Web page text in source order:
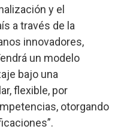
y el
a través de la
innovadores,
un modelo
bajo una
flexible, por
otorgando